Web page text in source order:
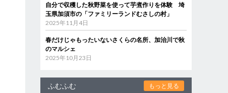
自分で収穫した秋野菜を使って芋煮作りを体験 埼
玉県加須市の「ファミリーランドむさしの村」
2025年11月4日
春だけじゃもったいないさくらの名所、加治川で秋
のマルシェ
2025年10月23日
ふむふむ もっと見る